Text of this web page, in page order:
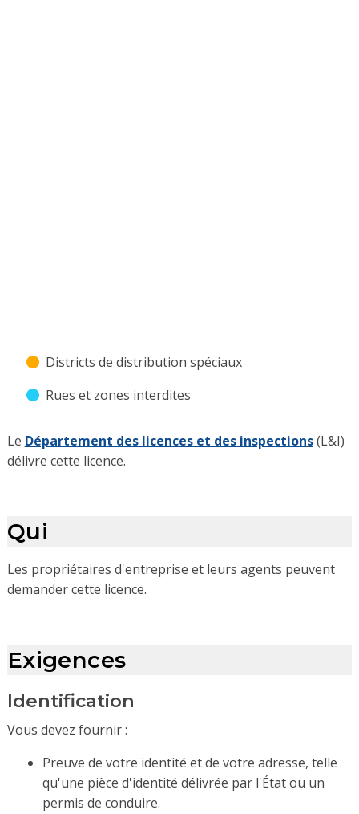
Districts de distribution spéciaux
Rues et zones interdites
Le Département des licences et des inspections(L&I)
délivre cette licence.
Qui
Les propriétaires d'entreprise et leurs agents peuvent
demander cette licence.
Exigences
Identification
Vous devez fournir :
Preuve de votre identité et de votre adresse, telle
qu'une pièce d'identité délivrée par l'État ou un
permis de conduire.